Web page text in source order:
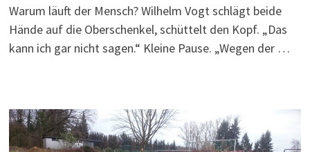
Warum läuft der Mensch? Wilhelm Vogt schlägt beide
Hände auf die Oberschenkel, schüttelt den Kopf. „Das
kann ich gar nicht sagen.“ Kleine Pause. „Wegen der …